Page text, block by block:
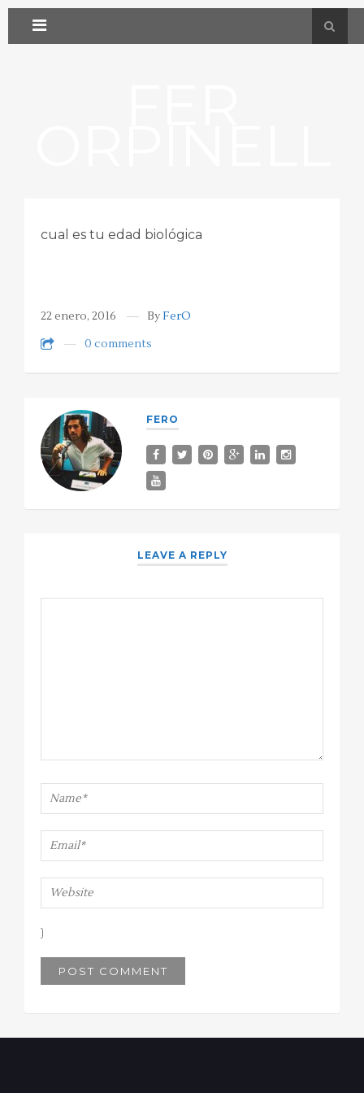
cual es tu edad biológica
22 enero, 2016 ByFerO
0 comments
FERO
LEAVE A REPLY